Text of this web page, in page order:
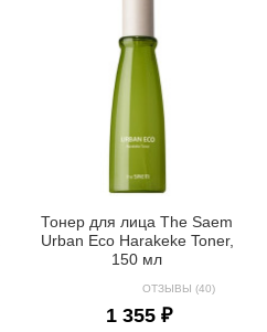
Тонер для лица The Saem
Urban Eco Harakeke Toner,
150 мл
ОТЗЫВЫ (40)
1 355 ₽